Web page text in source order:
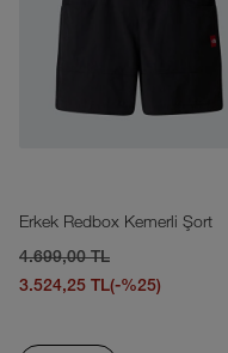
Erkek Redbox Kemerli Şort
4.699,00 TL
3.524,25 TL(-%25)